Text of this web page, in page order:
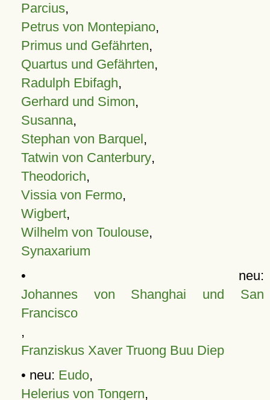
Parcius,
Petrus von Montepiano,
Primus und Gefährten,
Quartus und Gefährten,
Radulph Ebifagh,
Gerhard und Simon,
Susanna,
Stephan von Barquel,
Tatwin von Canterbury,
Theodorich,
Vissia von Fermo,
Wigbert,
Wilhelm von Toulouse,
Synaxarium
• neu:
Johannes von Shanghai und San
Francisco
,
Franziskus Xaver Truong Buu Diep
• neu: Eudo,
Helerius von Tongern,